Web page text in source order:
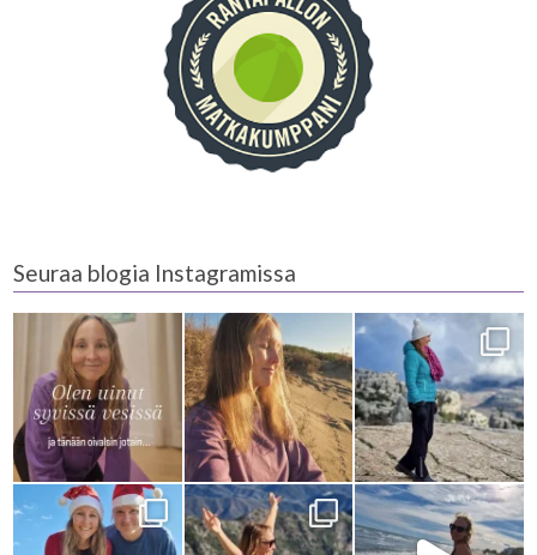
Seuraa blogia Instagramissa